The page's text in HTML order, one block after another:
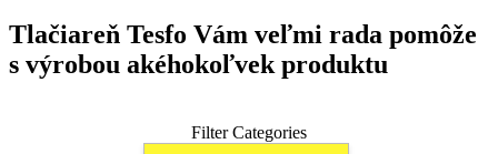
Tlačiareň Tesfo Vám veľmi rada pomôže
s výrobou akéhokoľvek produktu
Filter Categories